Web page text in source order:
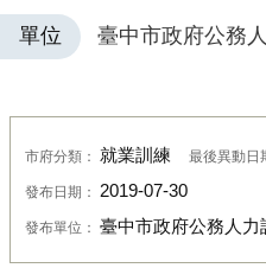
單位 臺中市政府公務
市府分類： 就業訓練 最後異動日
發布日期： 2019-07-30
發布單位： 臺中市政府公務人力